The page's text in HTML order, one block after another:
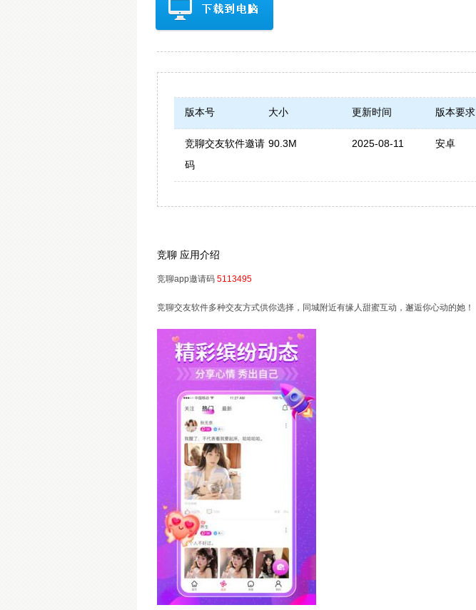
版本号 大小 更新时间 版本要求
竞聊交友软件邀请
码
90.3M 2025-08-11 安卓
竞聊 应用介绍
竞聊app邀请码 5113495
竞聊交友软件多种交友方式供你选择，同城附近有缘人甜蜜互动，邂逅你心动的她！